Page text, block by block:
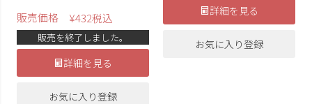
販売価格 ¥432税込
販売を終了しました。
詳細を見る
お気に入り登録
詳細を見る
お気に入り登録